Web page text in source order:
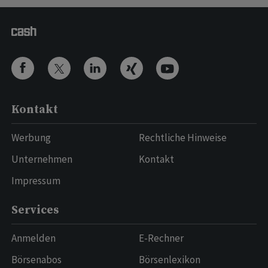
Kontakt
Werbung
Unternehmen
Impressum
Rechtliche Hinweise
Kontakt
Services
Anmelden
Börsenabos
E-Rechner
Börsenlexikon